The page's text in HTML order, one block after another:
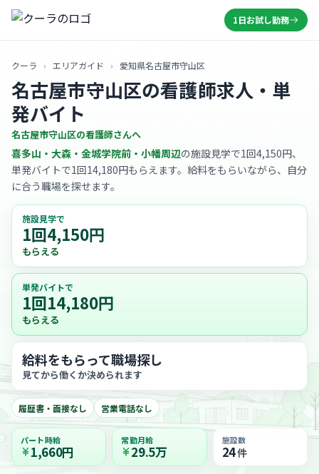
1日お試し勤務
クーラ › エリアガイド › 愛知県名古屋市守山区
名古屋市守山区の看護師求人・単
発バイト
名古屋市守山区の看護師さんへ
喜多山・大森・金城学院前・小幡周辺の施設見学で1回4,150円、
単発バイトで1回14,180円もらえます。給料をもらいながら、自分
に合う職場を探せます。
施設見学で
1回4,150円
もらえる
単発バイトで
1回14,180円
もらえる
給料をもらって職場探し
見てから働くか決められます
履歴書・面接なし 営業電話なし
パート時給
1,660円
常勤月給
29.5万
施設数
24件